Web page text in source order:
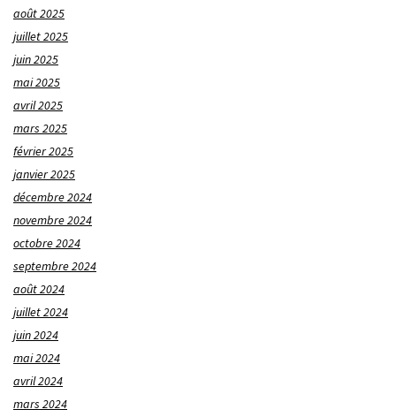
août 2025
juillet 2025
juin 2025
mai 2025
avril 2025
mars 2025
février 2025
janvier 2025
décembre 2024
novembre 2024
octobre 2024
septembre 2024
août 2024
juillet 2024
juin 2024
mai 2024
avril 2024
mars 2024